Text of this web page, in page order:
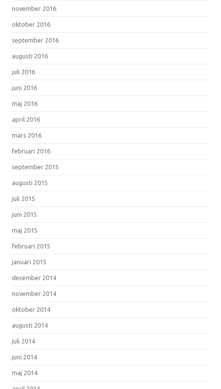
november 2016
oktober 2016
september 2016
augusti 2016
juli 2016
juni 2016
maj 2016
april 2016
mars 2016
februari 2016
september 2015
augusti 2015
juli 2015
juni 2015
maj 2015
februari 2015
januari 2015
december 2014
november 2014
oktober 2014
augusti 2014
juli 2014
juni 2014
maj 2014